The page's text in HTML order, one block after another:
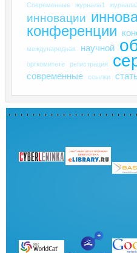
Современные
журнала1
инновации
конференции
международная научной
оргкомитете регистрация
современные ссылки